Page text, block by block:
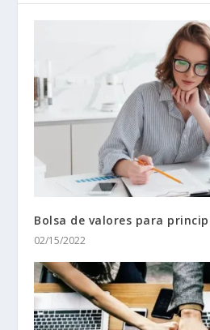
Bolsa de valores para
02/15/2022